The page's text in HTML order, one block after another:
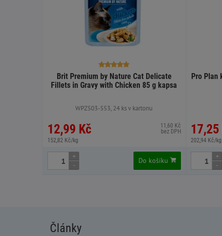
Brit Premium by Nature Cat Delicate
Fillets in Gravy with Chicken 85 g kapsa
WPZ503-553, 24 ks v kartonu
12,99 Kč
152,82 Kč/kg
11,60 Kč
bez DPH
+
-
Do košíku
Pro Plan
17,25
202,94 Kč/kg
+
-
Články